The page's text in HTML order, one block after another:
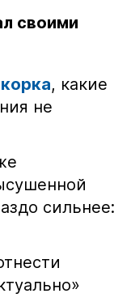
своими
, какие
не
сильнее: